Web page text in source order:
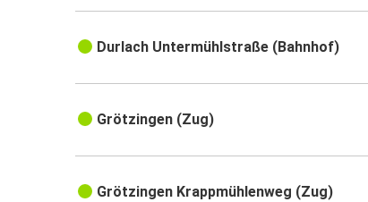
Durlach Untermühlstraße (Bahnhof)
Grötzingen (Zug)
Grötzingen Krappmühlenweg (Zug)